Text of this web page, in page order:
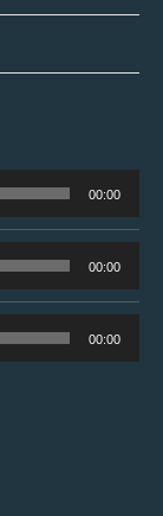
00:00
00:00
00:00